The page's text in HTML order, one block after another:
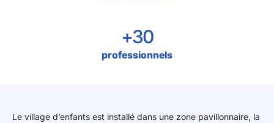
+30
professionnels
Le village d’enfants est installé dans une zone pavillonnaire, la